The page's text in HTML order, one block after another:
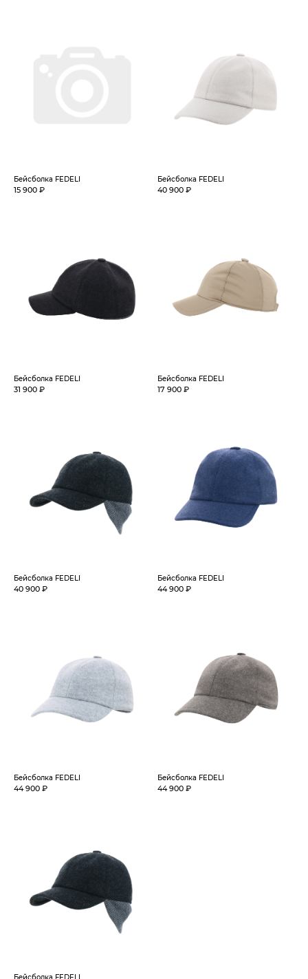
Бейсболка FEDELI
15 900 ₽
Бейсболка FEDELI
40 900 ₽
Бейсболка FEDELI
31 900 ₽
Бейсболка FEDELI
17 900 ₽
Бейсболка FEDELI
40 900 ₽
Бейсболка FEDELI
44 900 ₽
Бейсболка FEDELI
44 900 ₽
Бейсболка FEDELI
44 900 ₽